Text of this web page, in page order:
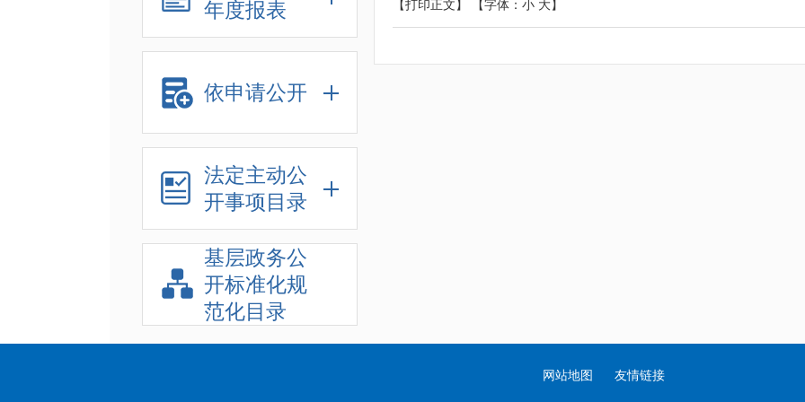
年度报表
依申请公开
法定主动公
开事项目录
基层政务公
开标准化规
范化目录
【打印正文】 【字体： 小 大】
网站地图 友情链接